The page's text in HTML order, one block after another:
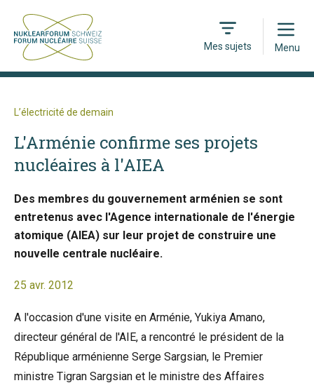
Mes sujets
Open
Menu
L’électricité de demain
L'Arménie confirme ses projets
nucléaires à l'AIEA
Des membres du gouvernement arménien se sont
entretenus avec l'Agence internationale de l'énergie
atomique (AIEA) sur leur projet de construire une
nouvelle centrale nucléaire.
25 avr. 2012
A l'occasion d'une visite en Arménie, Yukiya Amano,
directeur général de l'AIE, a rencontré le président de la
République arménienne Serge Sargsian, le Premier
ministre Tigran Sargsian et le ministre des Affaires